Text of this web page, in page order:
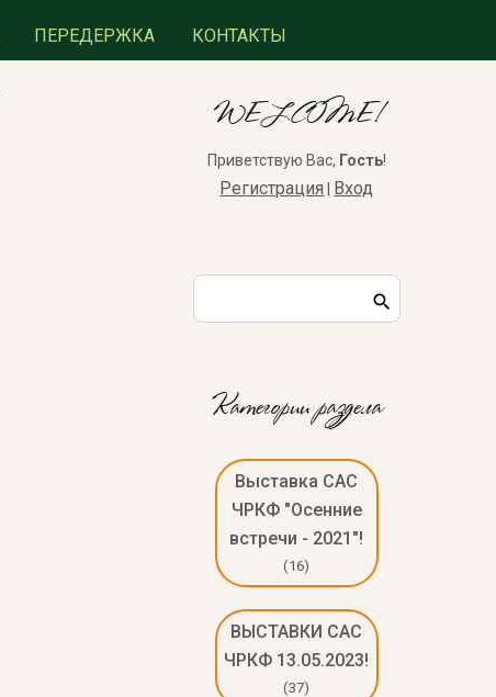
ПЕРЕДЕРЖКА КОНТАКТЫ
WELCOME!
Приветствую Вас, Гость!
Регистрация Вход
Категории раздела
Выставка САС
ЧРКФ "Осенние
встречи - 2021"!
(16)
ВЫСТАВКИ САС
ЧРКФ 13.05.2023!
(37)